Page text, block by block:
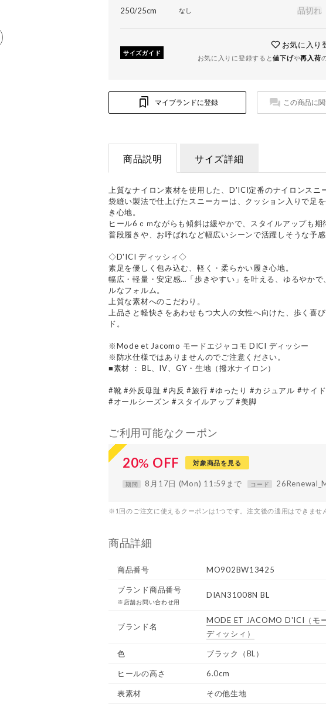
250/25cm なし 品切れ
サイズガイド
お気に入り
お気に入りに登録すると値下げや再入荷
マイブランドに登録 この商品に
商品説明 サイズ詳細
上質なナイロン素材を使用した、D'ICI定番のナイロンスニ
袋縫い製法で仕上げたスニーカーは、クッション入りで足
き心地。
ヒール6ｃｍながらも傾斜は緩やかで、スタイルアップも期
普段履きや、お呼ばれなど幅広いシーンで活躍しそうな予感
◇D'ICI ディッシィ◇
素足を優しく包み込む、軽く・柔らかい履き心地。
幅広・軽量・安定感…「歩きやすい」を叶える、ゆるやかで
ルなフォルム。
上質な素材へのこだわり。
上品さと軽快さをあわせもつ大人の女性へ向けた、歩く喜
ド。
※Mode et Jacomo モードエジャコモ DICI ディッシー
※防水仕様ではありませんのでご注意ください。
■素材 ： BL、IV、GY・生地（撥水ナイロン）
#靴 #外反母趾 #内反 #旅行 #ゆったり #カジュアル #サイ
#オールシーズン #スタイルアップ #美脚
ご利用可能なクーポン
20% OFF 対象商品を見る
期間 8月17日 (Mon) 11:59まで コード
※1回のご注文に使えるクーポンは1つです。注文後の適用はできませ
商品詳細
商品番号 MO902BW13425
ブランド商品番号
※店舗お問い合わせ用
DIAN31008N BL
ブランド名
MODE ET JACOMO D'ICI （モ
ディッシィ）
色 ブラック（BL）
ヒールの高さ 6.0cm
表素材 その他生地